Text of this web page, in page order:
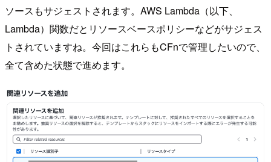
ソースもサジェストされます。AWS Lambda（以下、
Lambda）関数だとリソースベースポリシーなどがサジェス
トされていますね。今回はこれらもCFnで管理したいので、
全て含めた状態で進めます。